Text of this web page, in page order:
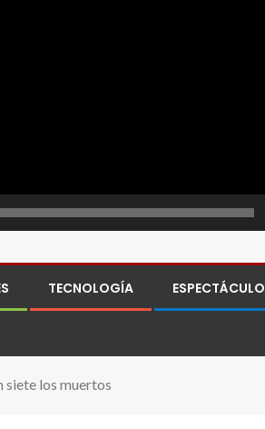
TECNOLOGÍA ESPECTÁCULO
siete los muertos